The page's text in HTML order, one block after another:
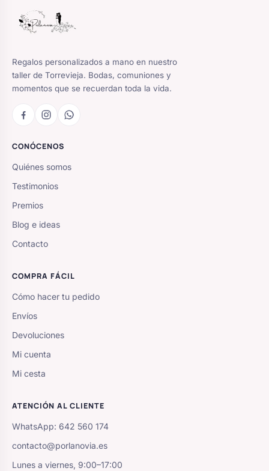
Regalos personalizados a mano en nuestro
taller de Torrevieja. Bodas, comuniones y
momentos que se recuerdan toda la vida.
CONÓCENOS
Quiénes somos
Testimonios
Premios
Blog e ideas
Contacto
COMPRA FÁCIL
Cómo hacer tu pedido
Envíos
Devoluciones
Mi cuenta
Mi cesta
ATENCIÓN AL CLIENTE
WhatsApp: 642 560 174
contacto@porlanovia.es
Lunes a viernes, 9:00–17:00